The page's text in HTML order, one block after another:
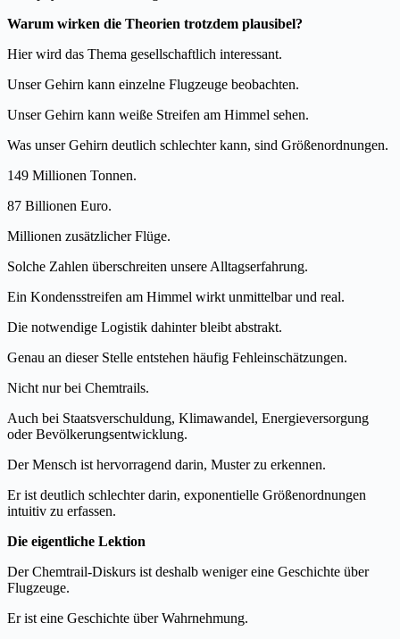
Warum wirken die Theorien trotzdem plausibel?
Hier wird das Thema gesellschaftlich interessant.
Unser Gehirn kann einzelne Flugzeuge beobachten.
Unser Gehirn kann weiße Streifen am Himmel sehen.
Was unser Gehirn deutlich schlechter kann, sind Größenordnungen.
149 Millionen Tonnen.
87 Billionen Euro.
Millionen zusätzlicher Flüge.
Solche Zahlen überschreiten unsere Alltagserfahrung.
Ein Kondensstreifen am Himmel wirkt unmittelbar und real.
Die notwendige Logistik dahinter bleibt abstrakt.
Genau an dieser Stelle entstehen häufig Fehleinschätzungen.
Nicht nur bei Chemtrails.
Auch bei Staatsverschuldung, Klimawandel, Energieversorgung
oder Bevölkerungsentwicklung.
Der Mensch ist hervorragend darin, Muster zu erkennen.
Er ist deutlich schlechter darin, exponentielle Größenordnungen
intuitiv zu erfassen.
Die eigentliche Lektion
Der Chemtrail-Diskurs ist deshalb weniger eine Geschichte über
Flugzeuge.
Er ist eine Geschichte über Wahrnehmung.